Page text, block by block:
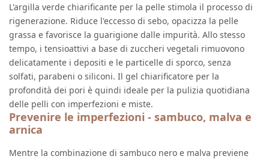
L'argilla verde chiarificante per la pelle stimola il processo di
rigenerazione. Riduce l'eccesso di sebo, opacizza la pelle
grassa e favorisce la guarigione dalle impurità. Allo stesso
tempo, i tensioattivi a base di zuccheri vegetali rimuovono
delicatamente i depositi e le particelle di sporco, senza
solfati, parabeni o siliconi. Il gel chiarificatore per la
profondità dei pori è quindi ideale per la pulizia quotidiana
delle pelli con imperfezioni e miste.
Prevenire le imperfezioni - sambuco, malva e
arnica
Mentre la combinazione di sambuco nero e malva previene